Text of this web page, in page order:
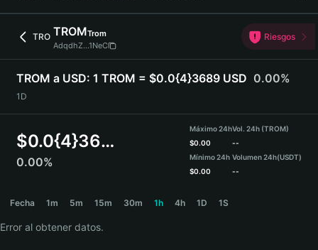
Deutsch
繁體中文
Português (Portugal)
Bahasa Indonesia
ภาษาไทย
हिन्दी
Español
Português (Brasil)
TRO TROMTrom
AdqdhZ...1NeC
Riesgos
TROM a USD: 1 TROM = $0.0{4}3689 USD 0.00%
1D
$0.0{4}3689
0.00%
Máximo 24h
$0.00
Mínimo 24h
$0.00
Vol. 24h (TROM)
--
Volumen 24h(USDT)
--
Fecha 1m 5m 15m 30m 1h 4h 1D 1S
Error al obtener datos.